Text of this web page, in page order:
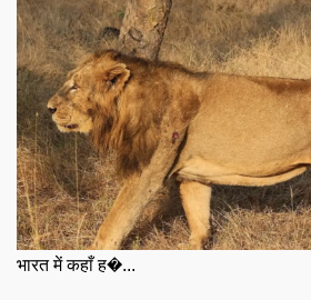
भारत में कहाँ ह�...